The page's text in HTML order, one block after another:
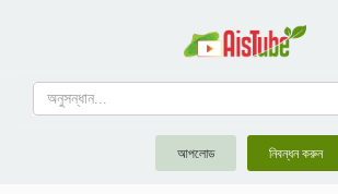
আপলোড নিবন্ধন করুন